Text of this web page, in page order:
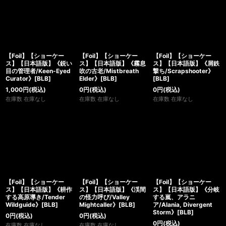
【Foil】【ショーケー
ス】【日本語版】《鋭い
目の管理者/Keen-Eyed
Curator》[BLB]
1,000円(税込)
在庫数 在庫なし
【Foil】【ショーケー
ス】【日本語版】《霧息
吹の古老/Mistbreath
Elder》[BLB]
0円(税込)
在庫数 在庫なし
【Foil】【ショーケー
ス】【日本語版】《屑鉄
撃ち/Scrapshooter》
[BLB]
0円(税込)
在庫数 在庫なし
【Foil】【ショーケー
ス】【日本語版】《耕作
する高原導き/Tender
Wildguide》[BLB]
0円(税込)
【Foil】【ショーケー
ス】【日本語版】《渓間
の怪力呼び/Valley
Mightcaller》[BLB]
0円(税込)
【Foil】【ショーケー
ス】【日本語版】《分岐
する嵐、アラニ
ア/Alania, Divergent
Storm》[BLB]
0円(税込)